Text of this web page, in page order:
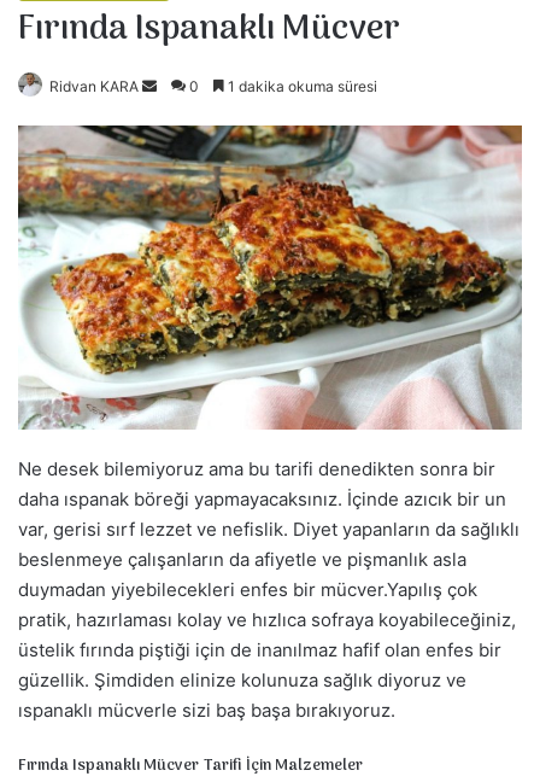
Fırında Ispanaklı Mücver
Ridvan KARA
r
e
-
p
o
s
t
a
g
ö
n
d
e
r
e
0 1 dakika okuma süresi
Ne desek bilemiyoruz ama bu tarifi denedikten sonra bir
daha ıspanak böreği yapmayacaksınız. İçinde azıcık bir un
var, gerisi sırf lezzet ve nefislik. Diyet yapanların da sağlıklı
beslenmeye çalışanların da afiyetle ve pişmanlık asla
duymadan yiyebilecekleri enfes bir mücver.Yapılış çok
pratik, hazırlaması kolay ve hızlıca sofraya koyabileceğiniz,
üstelik fırında piştiği için de inanılmaz hafif olan enfes bir
güzellik. Şimdiden elinize kolunuza sağlık diyoruz ve
ıspanaklı mücverle sizi baş başa bırakıyoruz.
Fırında Ispanaklı Mücver Tarifi İçin Malzemeler